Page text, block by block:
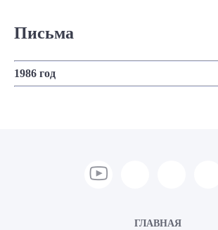
Письма
1986 год
ГЛАВНАЯ